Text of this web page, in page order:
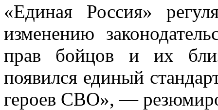
«Единая Россия»
изменению
прав бойцов и их
появился единый
героев СВО», —